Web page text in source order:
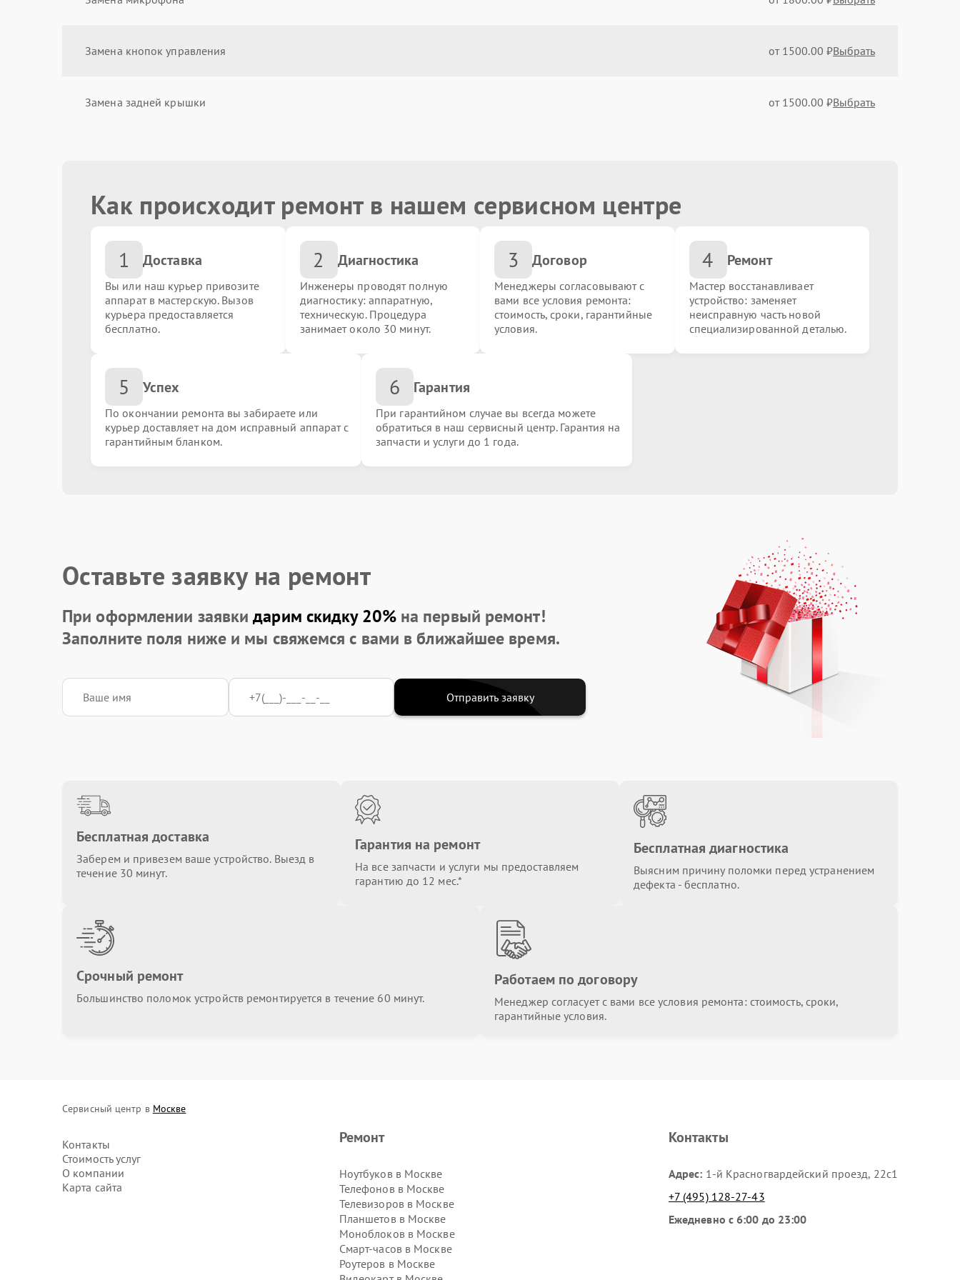
Замена кнопок управления от 1500.00 ₽Выбрать
Замена задней крышки от 1500.00 ₽Выбрать
Замена стекла
Ремонт / замена ремешка
Замена экрана (дисплея) от 3200.00 ₽
Замена батареи
Как происходит ремонт в нашем сервисном центре
1 Доставка
Вы или наш курьер привозите
аппарат в мастерскую. Вызов
курьера предоставляется
бесплатно.
2 Диагностика
Инженеры проводят полную
диагностику: аппаратную,
техническую. Процедура
занимает около 30 минут.
3 Договор
Менеджеры согласовывают с
вами все условия ремонта:
стоимость, сроки, гарантийные
условия.
4 Ремонт
Мастер восстанавливает
устройство: заменяет
неисправную часть новой
специализированной деталью.
5 Успех
По окончании ремонта вы забираете или
курьер доставляет на дом исправный аппарат с
гарантийным бланком.
6 Гарантия
При гарантийном случае вы всегда можете
обратиться в наш сервисный центр. Гарантия на
запчасти и услуги до 1 года.
Оставьте заявку на ремонт
При оформлении заявкидарим скидку 20%на первый ремонт!
Заполните поля ниже и мы свяжемся с вами в ближайшее время.
Отправить заявку
Бесплатная доставка
Заберем и привезем ваше устройство. Выезд в
течение 30 минут.
Гарантия на ремонт
На все запчасти и услуги мы предоставляем
гарантию до 12 мес.*
Бесплатная диагностика
Выясним причину поломки перед устранением
дефекта - бесплатно.
Срочный ремонт
Большинство поломок устройств ремонтируется в течение 60 минут.
Работаем по договору
Менеджер согласует с вами все условия ремонта: стоимость, сроки,
гарантийные условия.
Сервисный центр в Москве
Контакты
Стоимость услуг
О компании
Карта сайта
Ремонт
Ноутбуков в Москве
Телефонов в Москве
Телевизоров в Москве
Планшетов в Москве
Моноблоков в Москве
Смарт-часов в Москве
Роутеров в Москве
Контакты
Адрес: 1-й Красногвардейский проезд, 22с1
+7 (495) 128-27-43
Ежедневно с 6:00 до 23:00